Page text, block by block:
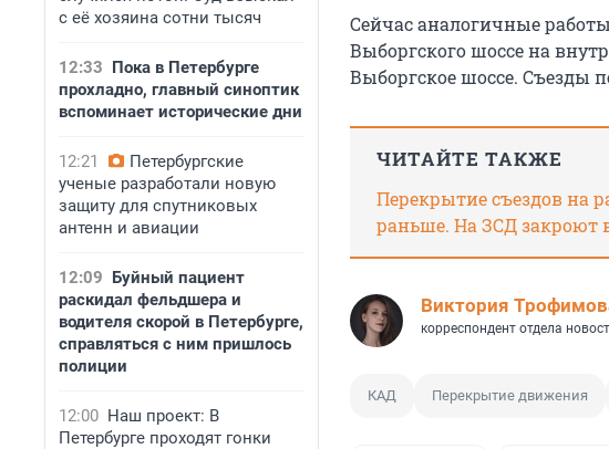
с её хозяина сотни тысяч
12:33 Пока в Петербурге
прохладно, главный синоптик
вспоминает исторические дни
12:21
Петербургские
ученые разработали новую
защиту для спутниковых
антенн и авиации
12:09 Буйный пациент
раскидал фельдшера и
водителя скорой в Петербурге,
справляться с ним пришлось
полиции
12:00 Наш проект: В
Петербурге проходят гонки
Сейчас аналогичные работы
Выборгского шоссе на
Выборгское шоссе. Съезды
ЧИТАЙТЕ ТАКЖЕ
Перекрытие съездов на
раньше. На ЗСД закроют
Виктория
корреспондент отдела
КАД Перекрытие движения